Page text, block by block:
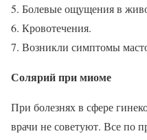
Болевые ощущения в
Кровотечения.
Возникли симптомы
Солярий при миоме
При болезнях в сфере
врачи не советуют. Все по